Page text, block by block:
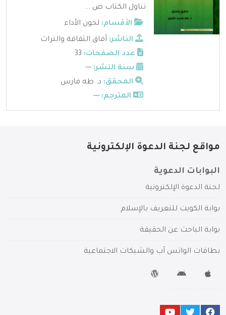
تناول الكتاب ص ...
الأقسام: لحون الأداء
الناشر: آفاق الثقافة والتراث
عدد الصفحات:
سنة النشر: ---
المحقق: د. طه فارس
المترجم: ---
مواقع لجنة الدعوة الإلكترونية
البوابات الدعوية
لجنة الدعوة الإلكترونية
بوابة الكويت للتعريف بالإسلام
بوابة الباحث عن الحقيقة
بطاقات الواتس آب والشبكات الاجتماعية